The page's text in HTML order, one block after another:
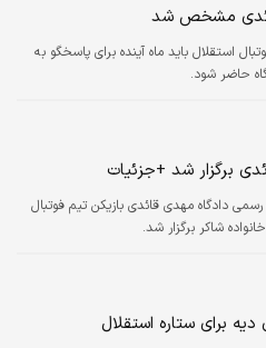
مشخص شد
استقلال باید ماه آینده برای پاسخگو به
حاضر شود.
برگزار شد +جزئیات
دادگاه مهدی قائدی بازیکن تیم فوتبال
شاکر برگزار شد.